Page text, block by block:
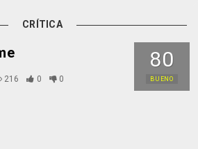
CRÍTICA
80
BUENO
216 0 0